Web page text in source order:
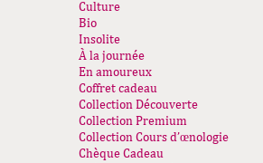
Culture
Bio
Insolite
À la journée
En amoureux
Coffret cadeau
Collection Découverte
Collection Premium
Collection Cours d’œnologie
Chèque Cadeau